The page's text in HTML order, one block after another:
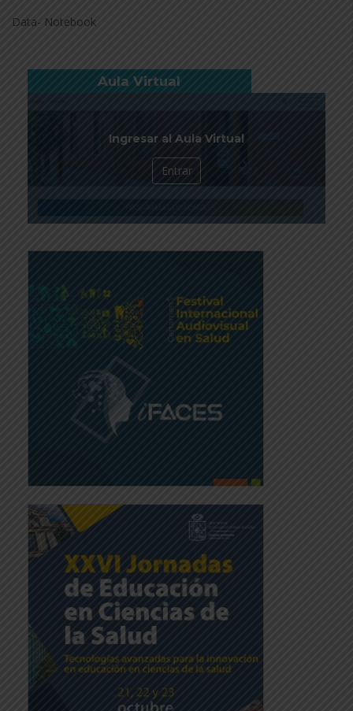
Data- Notebook
Aula Virtual
Ingresar al Aula Virtual
Entrar